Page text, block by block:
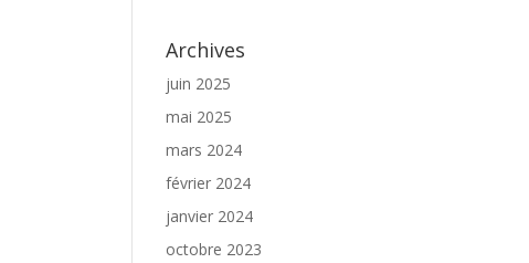
Archives
juin 2025
mai 2025
mars 2024
février 2024
janvier 2024
octobre 2023